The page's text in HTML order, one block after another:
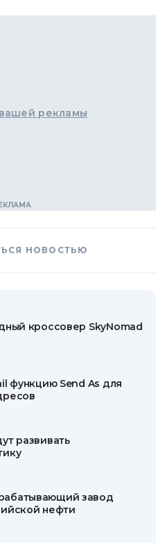
рекламы
НОВОСТЬЮ
кроссовер SkyNomad
функцию Send As для
развивать
завод
нефти